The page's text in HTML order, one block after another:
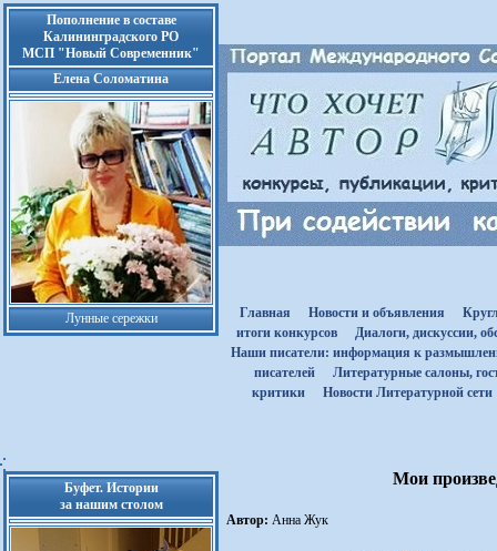
Пополнение в составе
Калининградского РО
МСП "Новый Современник"
Елена Соломатина
Лунные сережки Главная Новости и объявления
итоги конкурсов
Диалоги, дискуссии,
Наши писатели: информация к
писателей
Литературные салоны,
критики
Новости Литературной сети
Буфет. Истории
за нашим столом
Мои
Автор: Анна Жук